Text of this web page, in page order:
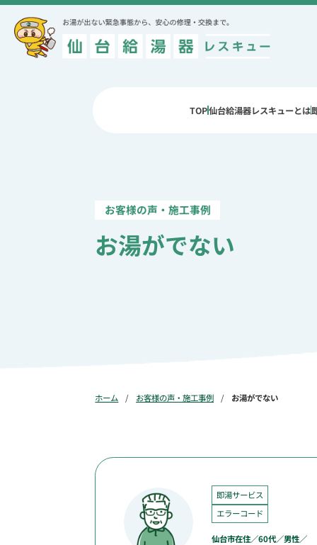
TOP仙台給湯器レスキューとは
お湯がでない
ホーム お客様の声・施工事例 お湯がでない
即湯サービス
エラーコード
仙台市在住／60代／男性／